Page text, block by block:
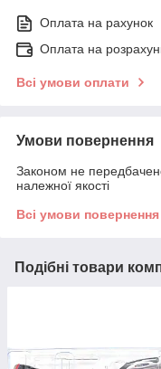
Оплата на рахунок
Оплата на
Всі умови оплати
Умови повернення
Законом не
належної якості
Всі умови повернення
Подібні товари